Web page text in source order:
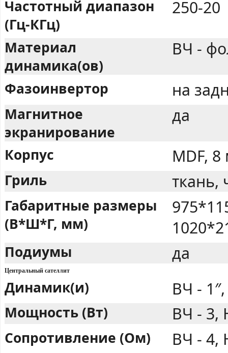
Частотный диапазон
(Гц-КГц)
250-20
Материал
динамика(ов)
ВЧ -
Фазоинвертор на
Магнитное
экранирование
да
Корпус MDF,
Гриль ткань,
Габаритные размеры
(В*Ш*Г, мм)
Подиумы да
Центральный сателлит
Динамик(и) ВЧ -
Мощность (Вт) ВЧ - 3,
Сопротивление (Ом) ВЧ - 4,